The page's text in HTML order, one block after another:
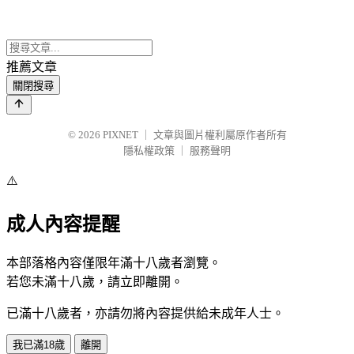
推薦文章
關閉搜尋
© 2026 PIXNET
文章與圖片權利屬原作者所有
隱私權政策
服務聲明
⚠️
成人內容提醒
本部落格內容僅限年滿十八歲者瀏覽。
若您未滿十八歲，請立即離開。
已滿十八歲者，亦請勿將內容提供給未成年人士。
我已滿18歲 離開